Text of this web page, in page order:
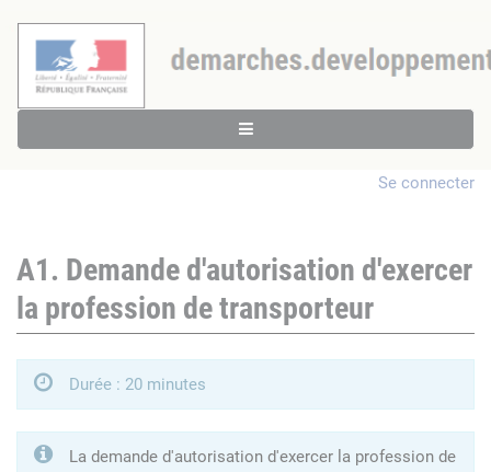
Se connecter
A1. Demande d'autorisation d'exercer
la profession de transporteur
Durée : 20 minutes
La demande d'autorisation d'exercer la profession de